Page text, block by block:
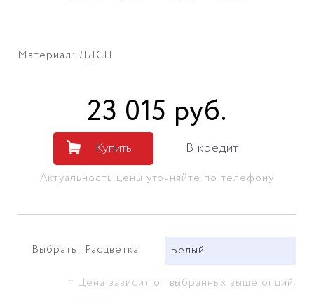
Материал: ЛДСП
23 015 руб.
Купить В кредит
Актуальность цены уточняйте по телефону
Выбрать: Расцветка Белый
* Цена зависит от выбранных выше опций.